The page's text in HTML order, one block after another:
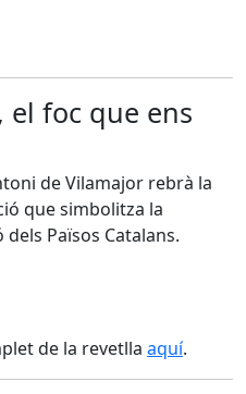
el foc que ens
de Vilamajor rebrà la
que simbolitza la
Països Catalans.
de la revetlla aquí.